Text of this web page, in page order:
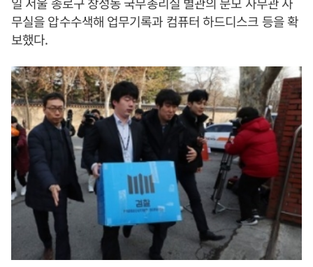
무실을 압수수색해 업무기록과 컴퓨터 하드디스크 등을 확
보했다.